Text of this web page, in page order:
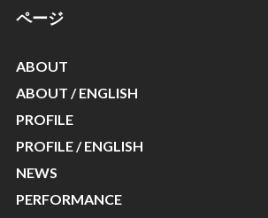
ページ
ABOUT
ABOUT / ENGLISH
PROFILE
PROFILE / ENGLISH
NEWS
PERFORMANCE